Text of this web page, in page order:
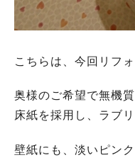
こちらは、今回リフ
奥様のご希望で無機
床紙を採用し、ラブ
壁紙にも、淡いピン